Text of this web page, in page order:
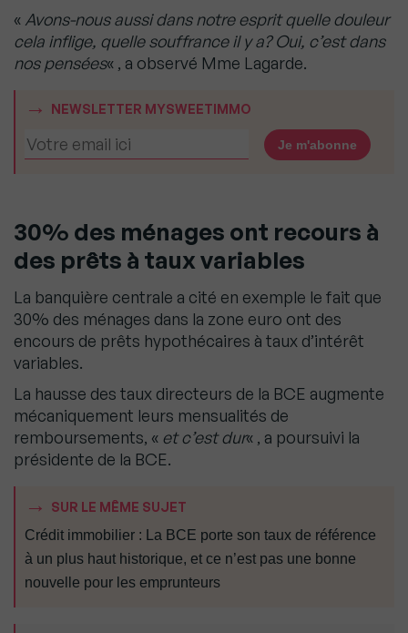
« Avons-nous aussi dans notre esprit quelle douleur
cela inflige, quelle souffrance il y a? Oui, c’est dans
nos pensées« , a observé Mme Lagarde.
NEWSLETTER MYSWEETIMMO
30% des ménages ont recours à
des prêts à taux variables
La banquière centrale a cité en exemple le fait que
30% des ménages dans la zone euro ont des
encours de prêts hypothécaires à taux d’intérêt
variables.
La hausse des taux directeurs de la BCE augmente
mécaniquement leurs mensualités de
remboursements, « et c’est dur« , a poursuivi la
présidente de la BCE.
SUR LE MÊME SUJET
Crédit immobilier : La BCE porte son taux de référence
à un plus haut historique, et ce n’est pas une bonne
nouvelle pour les emprunteurs